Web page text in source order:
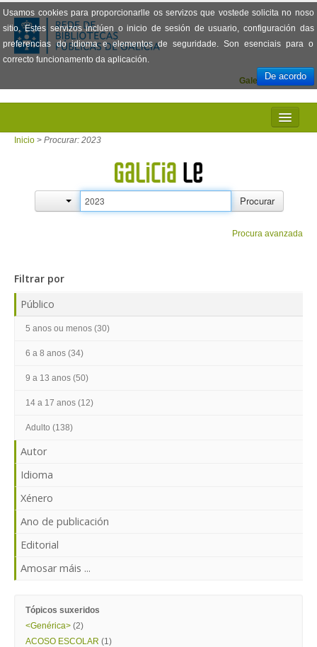
Usamos cookies para proporcionarlle os servizos que vostede solicita no noso
sitio. Estes servizos inclúen o inicio de sesión de usuario, configuración das
preferencias do idioma e elementos de seguridade. Son esenciais para o
correcto funcionamento da aplicación.
De acordo
Español
Galego
INICIO
PRÉSTAMO
PREGUNTAS FRECUENTES
ENTRAR
Inicio > Procurar: 2023
Procurar
Procura avanzada
Filtrar por
Público
5 anos ou menos (30)
6 a 8 anos (34)
9 a 13 anos (50)
14 a 17 anos (12)
Adulto (138)
Autor
Idioma
Xénero
Ano de publicación
Editorial
Amosar máis ...
Tópicos suxeridos
<Genérica> (2)
ACOSO ESCOLAR (1)